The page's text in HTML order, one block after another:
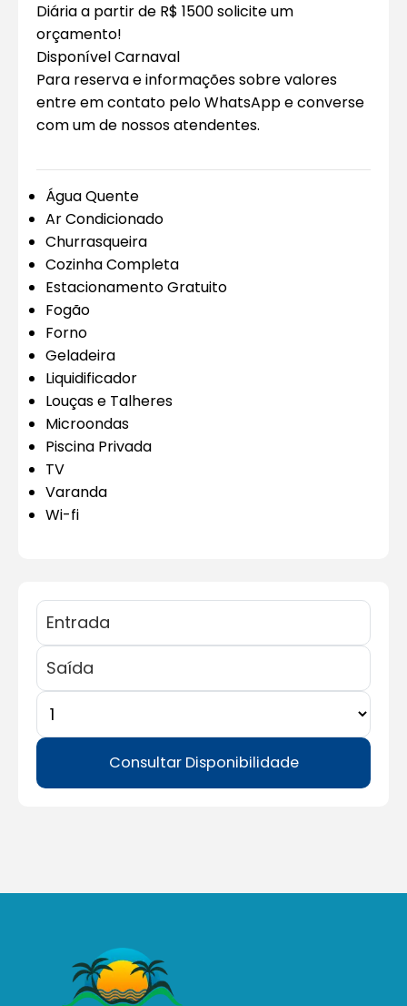
Diária a partir de R$ 1500 solicite um
orçamento!
Disponível Carnaval
Para reserva e informações sobre valores
entre em contato pelo WhatsApp e converse
com um de nossos atendentes.
Água Quente
Ar Condicionado
Churrasqueira
Cozinha Completa
Estacionamento Gratuito
Fogão
Forno
Geladeira
Liquidificador
Louças e Talheres
Microondas
Piscina Privada
TV
Varanda
Wi-fi
Consultar Disponibilidade